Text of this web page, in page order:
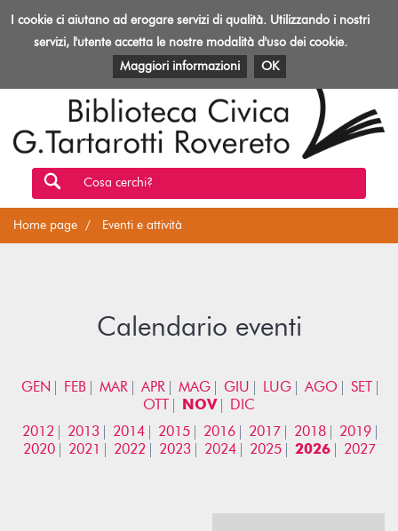
Toggle
Biblioteca
Rovereto
EVENTI E ATTIVITÀ PATRIMONIO E RISORSE
Cosa cerchi?
Home page Eventi e attività
Calendario eventi
GEN FEB MAR APR MAG GIU LUG AGO
SET
OTT
NOV
DIC
2012
2013 2014 2015 2016 2017 2018
2019
2020
2021 2022 2023 2024 2025 2026 2027
I cookie ci aiutano ad erogare servizi di qualità. Utilizzando i nostri
servizi, l'utente accetta le nostre modalità d'uso dei cookie.
Maggiori informazioni
OK